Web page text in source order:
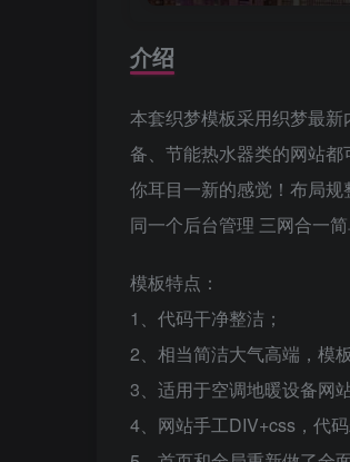
介绍
本套织梦模板采用织梦最
备、节能热水器类的网站
你耳目一新的感觉！布局
同一个后台管理 三网合一
模板特点：
1、代码干净整洁；
2、相当简洁大气高端，模
3、适用于空调地暖设备网
4、网站手工DIV+css，代